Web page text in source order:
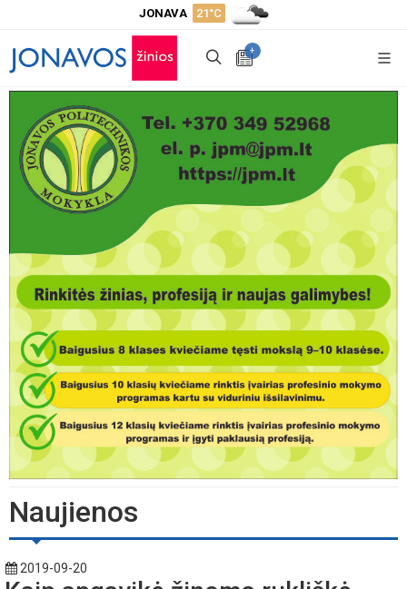
JONAVA 21°C
+
Naujienos
2019-09-20